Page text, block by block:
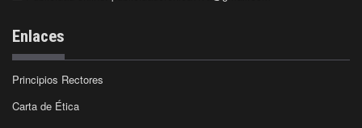
Enlaces
Principios Rectores
Carta de Ética